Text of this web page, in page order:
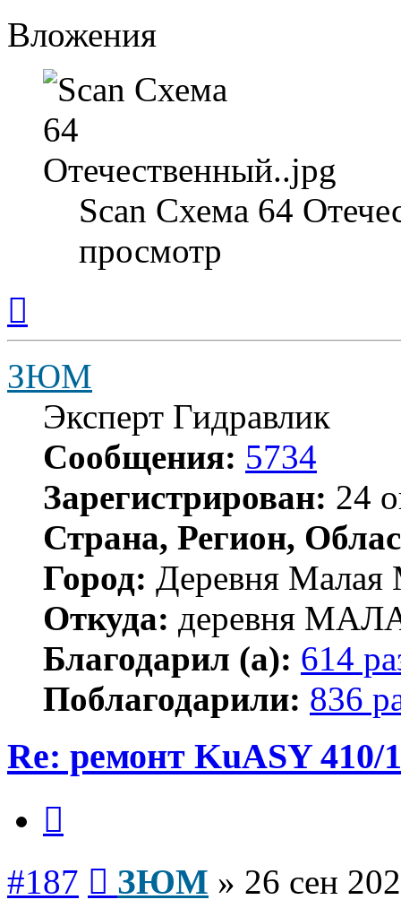
Вложения
Scan Схема 64
просмотр
началу
ЗЮМ
Эксперт Гидравлик
Сообщения: 5734
Зарегистрирован: 24
Страна, Регион,
Город: Деревня Малая
Откуда: деревня
Благодарил (а): 614
Поблагодарили: 836
Re: ремонт KuASY 410/
#187 ЗЮМ » 26 сен